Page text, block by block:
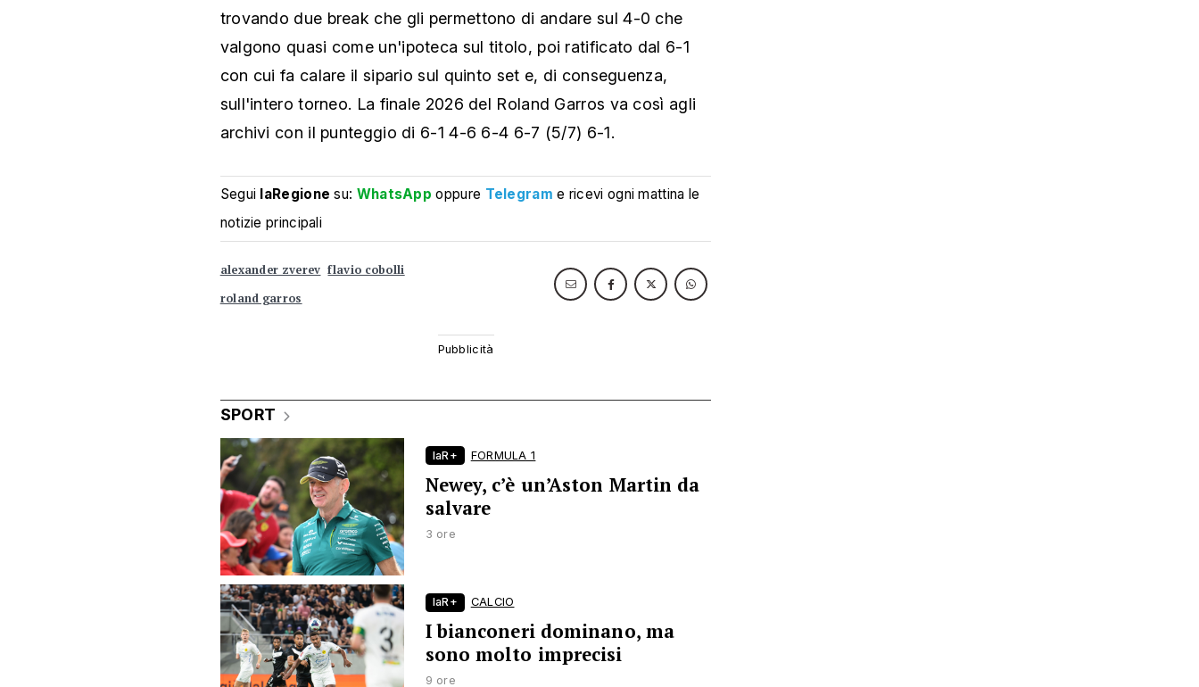
trovando due break che gli permettono di andare sul 4-0 che
valgono quasi come un'ipoteca sul titolo, poi ratificato dal 6-1
con cui fa calare il sipario sul quinto set e, di conseguenza,
sull'intero torneo. La finale 2026 del Roland Garros va così agli
archivi con il punteggio di 6-1 4-6 6-4 6-7 (5/7) 6-1.
Segui laRegione su: WhatsApp oppure Telegram e ricevi ogni mattina le
notizie principali
alexander zverev flavio cobolli
roland garros
SPORT
laR+ FORMULA 1
Newey, c’è un’Aston Martin da
salvare
3 ore
laR+ CALCIO
I bianconeri dominano, ma
sono molto imprecisi
9 ore